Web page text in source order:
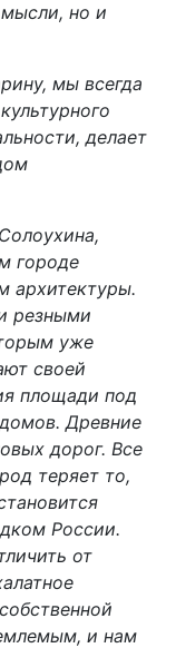
мысли, но и
мы всегда
делает
городе
архитектуры.
резными
уже
своей
площади под
Древние
дорог. Все
теряет то,
России.
от
и нам